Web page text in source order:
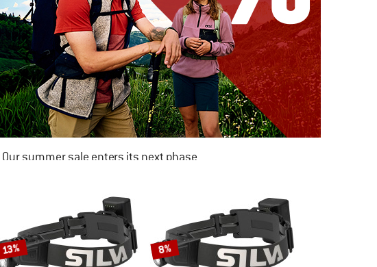
Our summer sale enters its next phase
TO THE SALE
13% 8%